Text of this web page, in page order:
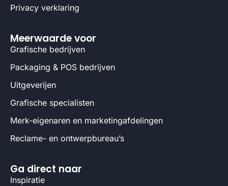
Privacy verklaring
Meerwaarde voor
Grafische bedrijven
Packaging & POS bedrijven
Uitgeverijen
Grafische specialisten
Merk-eigenaren en marketingafdelingen
Reclame- en ontwerpbureau’s
Ga direct naar
Inspiratie